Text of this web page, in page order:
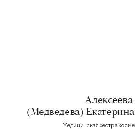
Алексеева
(Медведева)
Медицинская сестра